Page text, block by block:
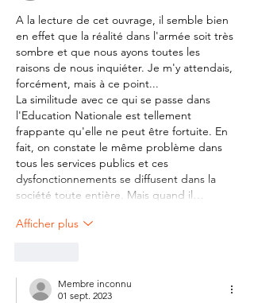
A la lecture de cet ouvrage, il semble bien
en effet que la réalité dans l'armée soit très
sombre et que nous ayons toutes les
raisons de nous inquiéter. Je m'y attendais,
forcément, mais à ce point...
La similitude avec ce qui se passe dans
l'Education Nationale est tellement
frappante qu'elle ne peut être fortuite. En
fait, on constate le même problème dans
tous les services publics et ces
dysfonctionnements se diffusent dans la
société toute entière. Mais quand il…
Afficher plus
Membre inconnu
01 sept. 2023